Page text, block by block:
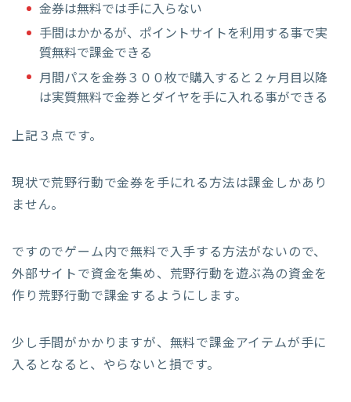
金券は無料では手に入らない
手間はかかるが、ポイントサイトを利用する事で実
質無料で課金できる
月間パスを金券３００枚で購入すると２ヶ月目以降
は実質無料で金券とダイヤを手に入れる事ができる
上記３点です。
現状で荒野行動で金券を手にれる方法は課金しかあり
ません。
ですのでゲーム内で無料で入手する方法がないので、
外部サイトで資金を集め、荒野行動を遊ぶ為の資金を
作り荒野行動で課金するようにします。
少し手間がかかりますが、無料で課金アイテムが手に
入るとなると、やらないと損です。